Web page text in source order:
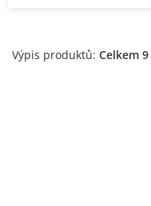
Výpis produktů: Celkem